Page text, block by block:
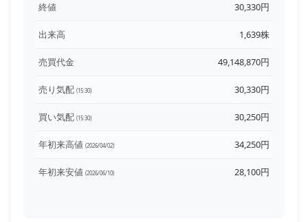
終値 30,330円
出来高 1,639株
売買代金 49,148,870円
売り気配 (15:30) 30,330円
買い気配 (15:30) 30,250円
年初来高値 (2026/04/02) 34,250円
年初来安値 (2026/06/10) 28,100円